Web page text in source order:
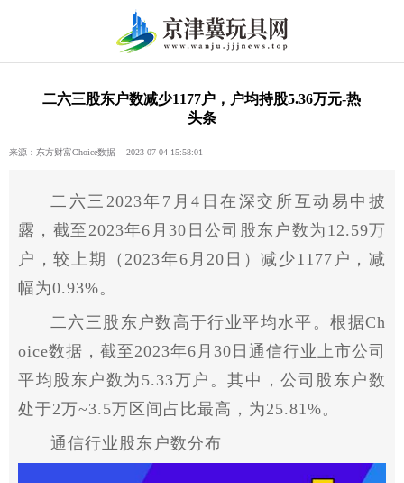
二六三股东户数减少1177户，户均持股5.36万元-热
头条
来源：东方财富Choice数据 2023-07-04 15:58:01
二六三2023年7月4日在深交所互动易中披
露，截至2023年6月30日公司股东户数为12.59万
户，较上期（2023年6月20日）减少1177户，减
幅为0.93%。
二六三股东户数高于行业平均水平。根据Ch
oice数据，截至2023年6月30日通信行业上市公司
平均股东户数为5.33万户。其中，公司股东户数
处于2万~3.5万区间占比最高，为25.81%。
通信行业股东户数分布